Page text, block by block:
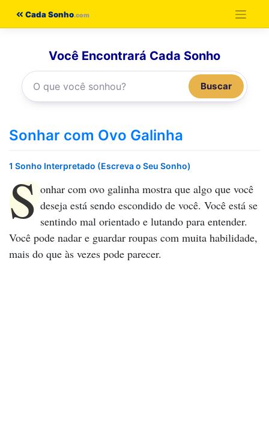
Cada Sonho
Você Encontrará Cada Sonho
Buscar
Sonhar com Ovo Galinha
1 Sonho Interpretado (Escreva o Seu Sonho)
S onhar com ovo galinha mostra que algo que você
deseja está sendo escondido de você. Você está se
sentindo mal orientado e lutando para entender.
Você pode nadar e guardar roupas com muita habilidade,
mais do que às vezes pode parecer.